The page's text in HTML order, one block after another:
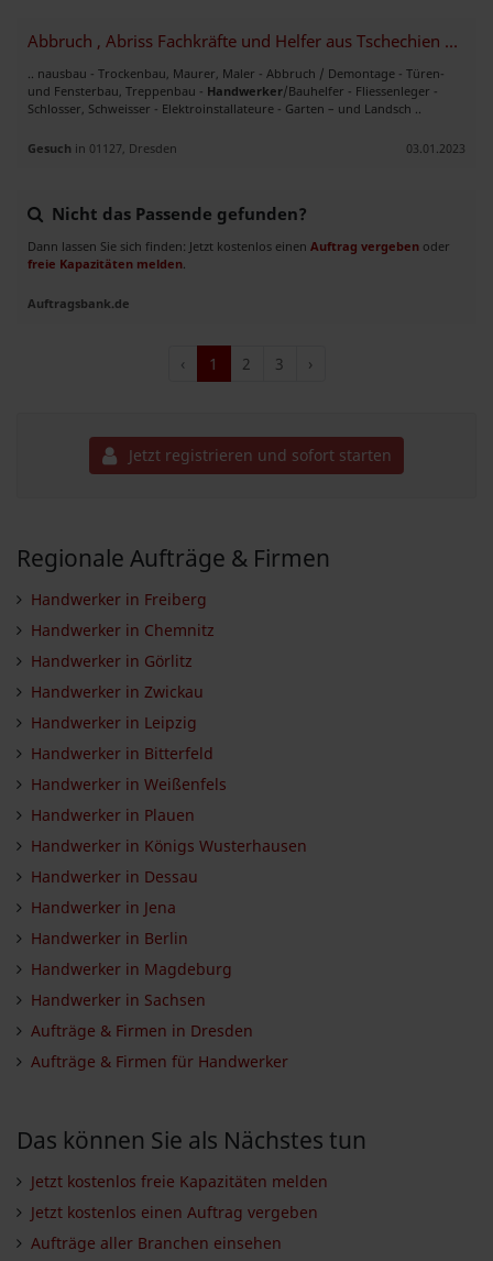
Abbruch , Abriss Fachkräfte und Helfer aus Tschechien und Polen
.. nausbau - Trockenbau, Maurer, Maler - Abbruch / Demontage - Türen-
und Fensterbau, Treppenbau - Handwerker/Bauhelfer - Fliessenleger -
Schlosser, Schweisser - Elektroinstallateure - Garten – und Landsch ..
Gesuch in 01127, Dresden 03.01.2023
Nicht das Passende gefunden?
Dann lassen Sie sich finden: Jetzt kostenlos einen Auftrag vergeben oder
freie Kapazitäten melden.
Auftragsbank.de
‹ 1 2 3 ›
Jetzt registrieren und sofort starten
Regionale Aufträge & Firmen
Handwerker in Freiberg
Handwerker in Chemnitz
Handwerker in Görlitz
Handwerker in Zwickau
Handwerker in Leipzig
Handwerker in Bitterfeld
Handwerker in Weißenfels
Handwerker in Plauen
Handwerker in Königs Wusterhausen
Handwerker in Dessau
Handwerker in Jena
Handwerker in Berlin
Handwerker in Magdeburg
Handwerker in Sachsen
Aufträge & Firmen in Dresden
Aufträge & Firmen für Handwerker
Das können Sie als Nächstes tun
Jetzt kostenlos freie Kapazitäten melden
Jetzt kostenlos einen Auftrag vergeben
Aufträge aller Branchen einsehen